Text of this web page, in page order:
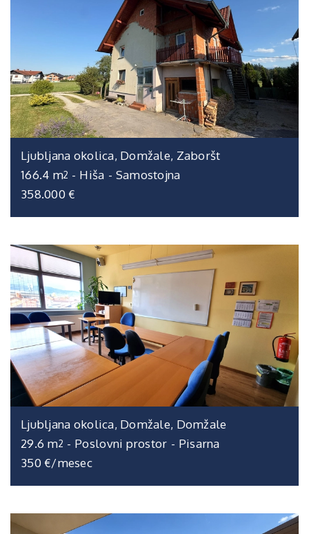
Ljubljana okolica, Domžale, Zaboršt
166.4 m2 - Hiša - Samostojna
358.000 €
Ljubljana okolica, Domžale, Domžale
29.6 m2 - Poslovni prostor - Pisarna
350 €/mesec